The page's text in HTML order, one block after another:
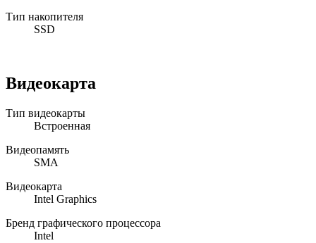
Тип накопителя
SSD
Видеокарта
Тип видеокарты
Встроенная
Видеопамять
SMA
Видеокарта
Intel Graphics
Бренд графического процессора
Intel